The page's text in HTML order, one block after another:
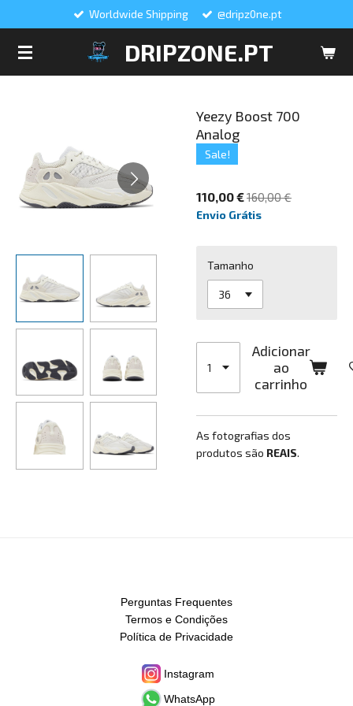
DRIPZONE.PT
Worldwide Shipping @dripz0ne.pt
Yeezy Boost 700
Analog
Sale!
110,00 €160,00 €
Envio Grátis
Tamanho
Adicionar
ao
carrinho
As fotografias dos
produtos são REAIS.
Perguntas Frequentes
Termos e Condições
Política de Privacidade
Instagram
WhatsApp